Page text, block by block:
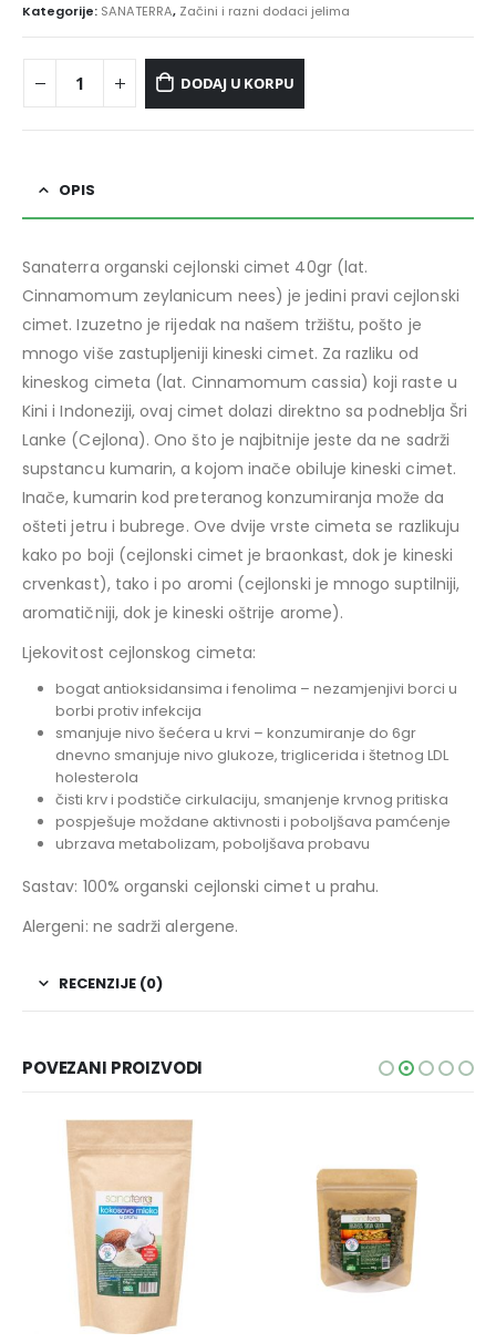
Kategorije: SANATERRA, Začini i razni dodaci jelima
DODAJ U KORPU
OPIS
Sanaterra organski cejlonski cimet 40gr (lat.
Cinnamomum zeylanicum nees) je jedini pravi cejlonski
cimet. Izuzetno je rijedak na našem tržištu, pošto je
mnogo više zastupljeniji kineski cimet. Za razliku od
kineskog cimeta (lat. Cinnamomum cassia) koji raste u
Kini i Indoneziji, ovaj cimet dolazi direktno sa podneblja Šri
Lanke (Cejlona). Ono što je najbitnije jeste da ne sadrži
supstancu kumarin, a kojom inače obiluje kineski cimet.
Inače, kumarin kod preteranog konzumiranja može da
ošteti jetru i bubrege. Ove dvije vrste cimeta se razlikuju
kako po boji (cejlonski cimet je braonkast, dok je kineski
crvenkast), tako i po aromi (cejlonski je mnogo suptilniji,
aromatičniji, dok je kineski oštrije arome).
Ljekovitost cejlonskog cimeta:
bogat antioksidansima i fenolima – nezamjenjivi borci u
borbi protiv infekcija
smanjuje nivo šećera u krvi – konzumiranje do 6gr
dnevno smanjuje nivo glukoze, triglicerida i štetnog LDL
holesterola
čisti krv i podstiče cirkulaciju, smanjenje krvnog pritiska
pospješuje moždane aktivnosti i poboljšava pamćenje
ubrzava metabolizam, poboljšava probavu
Sastav: 100% organski cejlonski cimet u prahu.
Alergeni: ne sadrži alergene.
RECENZIJE (0)
POVEZANI PROIZVODI